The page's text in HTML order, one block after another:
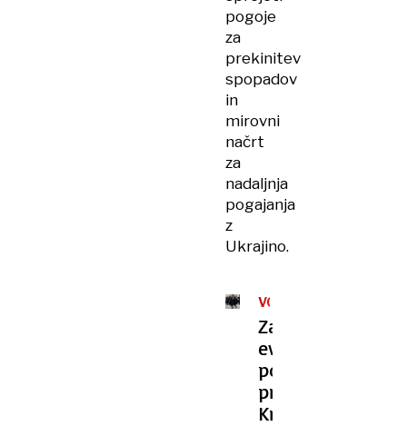
pogoje
za
prekinitev
spopadov
in
mirovni
načrt
za
nadaljnja
pogajanja
z
Ukrajino.
VOJNA
V
UKRAJINI
Zaskrbljen
evropski
pogled
proti
Kremlju